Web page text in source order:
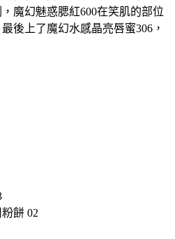
魔幻魅惑腮紅600在笑肌的部位
後上了魔幻水感晶亮唇蜜306，
餅 02